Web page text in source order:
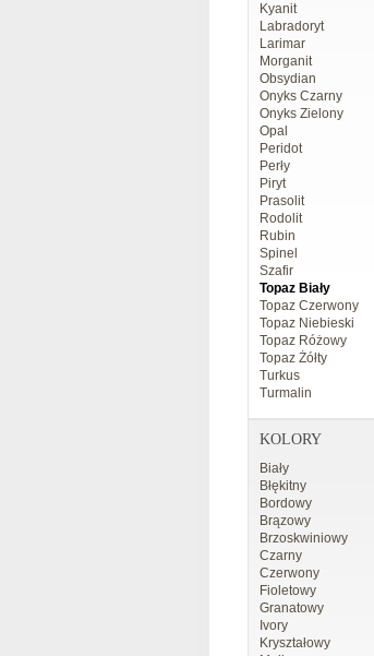
Kyanit
Labradoryt
Larimar
Morganit
Obsydian
Onyks Czarny
Onyks Zielony
Opal
Peridot
Perły
Piryt
Prasolit
Rodolit
Rubin
Spinel
Szafir
Topaz Biały
Topaz Czerwony
Topaz Niebieski
Topaz Różowy
Topaz Żółty
Turkus
Turmalin
KOLORY
Biały
Błękitny
Bordowy
Brązowy
Brzoskwiniowy
Czarny
Czerwony
Fioletowy
Granatowy
Ivory
Kryształowy